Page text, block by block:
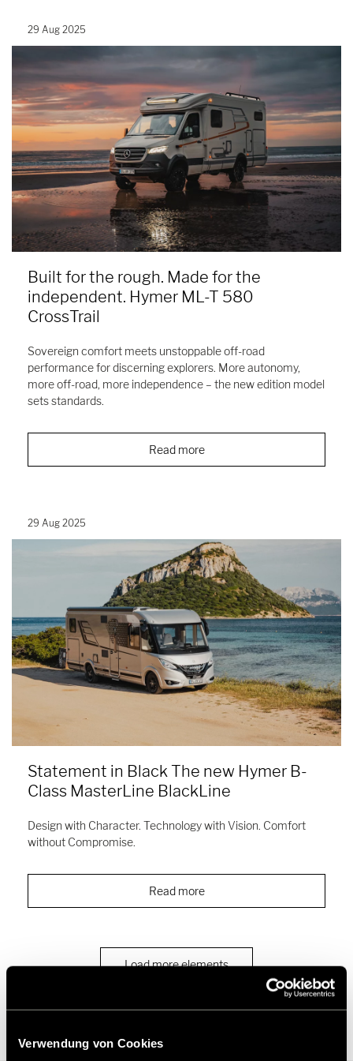
Verwendung von Cookies
29 Aug 2025
Built for the rough. Made for the
independent. Hymer ML-T 580
CrossTrail
Sovereign comfort meets unstoppable off-road
performance for discerning explorers. More autonomy,
more off-road, more independence – the new edition model
sets standards.
Read more
29 Aug 2025
Statement in Black The new Hymer B-
Class MasterLine BlackLine
Design with Character. Technology with Vision. Comfort
without Compromise.
Read more
Load more elements